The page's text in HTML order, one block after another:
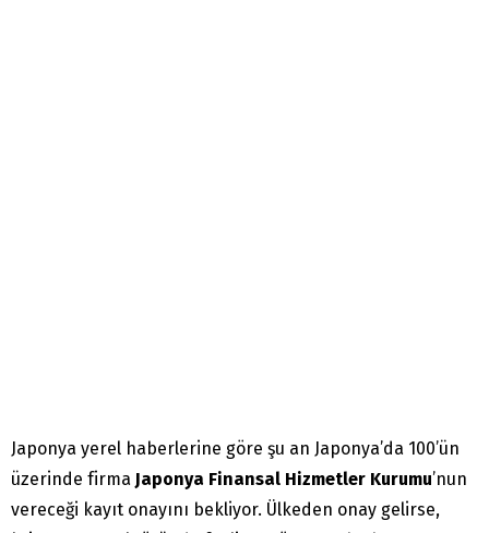
Japonya yerel haberlerine göre şu an Japonya’da 100’ün
üzerinde firma Japonya Finansal Hizmetler Kurumu’nun
vereceği kayıt onayını bekliyor. Ülkeden onay gelirse,